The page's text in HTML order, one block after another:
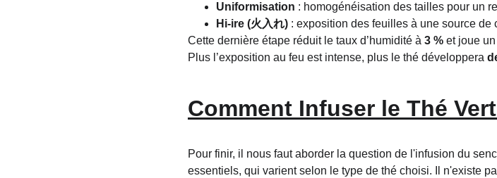
Uniformisation : homogénéisation des tailles pour un
Hi-ire (火入れ) : exposition des feuilles à une source de
Cette dernière étape réduit le taux d’humidité à 3 % et joue un
Plus l’exposition au feu est intense, plus le thé développera
Comment Infuser le Thé
Pour finir, il nous faut aborder la question de l'infusion du
essentiels, qui varient selon le type de thé choisi. Il n'existe